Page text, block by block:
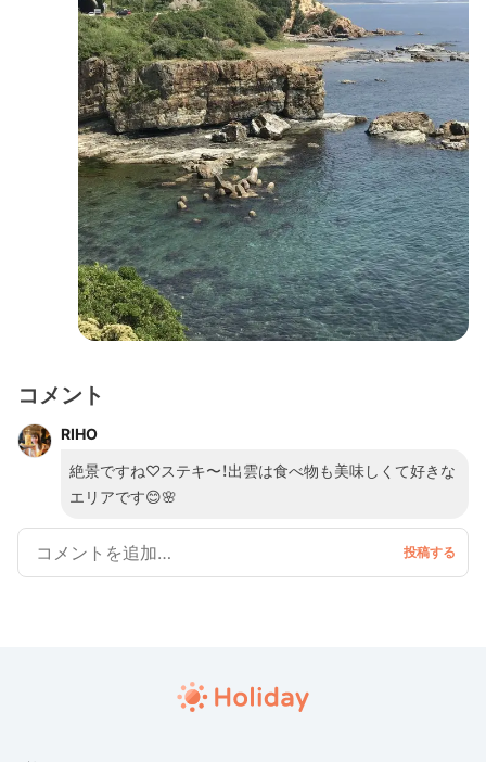
コメント
RIHO
絶景ですね♡ステキ〜！出雲は食べ物も美味しくて好きな
エリアです😊🌸